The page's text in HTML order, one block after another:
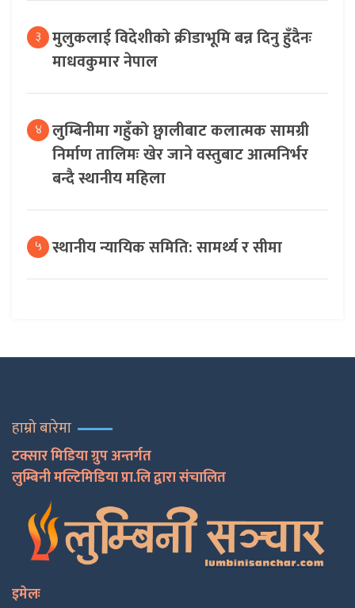
३ मुलुकलाई विदेशीको क्रीडाभूमि बन्न दिनु हुँदैनः
माधवकुमार नेपाल
४ लुम्बिनीमा गहुँको छ्वालीबाट कलात्मक सामग्री
निर्माण तालिमः खेर जाने वस्तुबाट आत्मनिर्भर
बन्दै स्थानीय महिला
५ स्थानीय न्यायिक समिति: सामर्थ्य र सीमा
हाम्रो बारेमा
टक्सार मिडिया ग्रुप अन्तर्गत
लुम्बिनी मल्टिमिडिया प्रा.लि द्वारा संचालित
इमेलः